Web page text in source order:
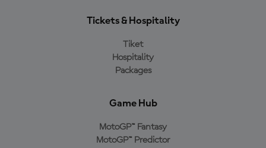
Tickets & Hospitality
Tiket
Hospitality
Packages
Game Hub
MotoGP™ Fantasy
MotoGP™ Predictor